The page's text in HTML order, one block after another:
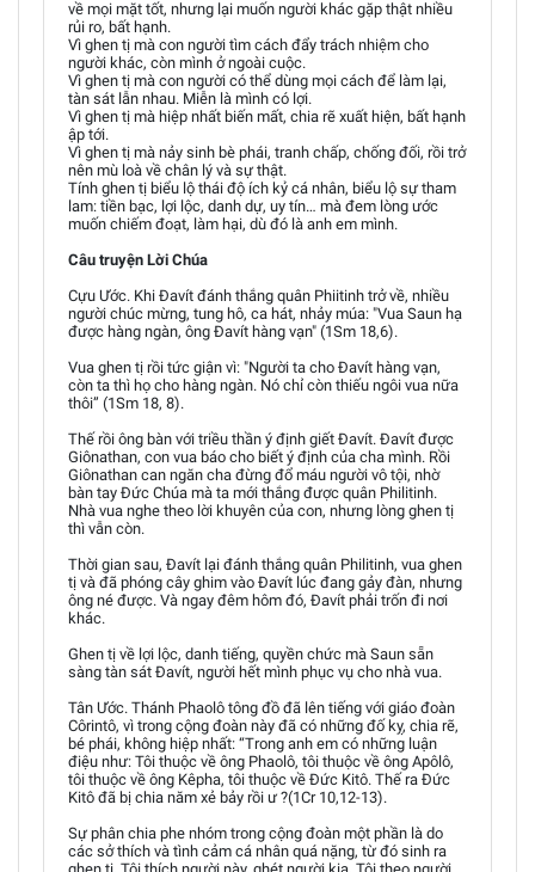
về mọi mặt tốt, nhưng lại muốn người khác gặp thật nhiều
rủi ro, bất hạnh.
Vì ghen tị mà con người tìm cách đẩy trách nhiệm cho
người khác, còn mình ở ngoài cuộc.
Vì ghen tị mà con người có thể dùng mọi cách để làm lại,
tàn sát lẫn nhau. Miễn là mình có lợi.
Vì ghen tị mà hiệp nhất biến mất, chia rẽ xuất hiện, bất hạnh
ập tới.
Vì ghen tị mà nảy sinh bè phái, tranh chấp, chống đối, rồi trở
nên mù loà về chân lý và sự thật.
Tính ghen tị biểu lộ thái độ ích kỷ cá nhân, biểu lộ sự tham
lam: tiền bạc, lợi lộc, danh dự, uy tín… mà đem lòng ước
muốn chiếm đoạt, làm hại, dù đó là anh em mình.
Câu truyện Lời Chúa
Cựu Ước. Khi Đavít đánh thắng quân Phiitinh trở về, nhiều
người chúc mừng, tung hô, ca hát, nhảy múa: "Vua Saun hạ
được hàng ngàn, ông Đavít hàng vạn" (1Sm 18,6).
Vua ghen tị rồi tức giận vì: "Người ta cho Đavít hàng vạn,
còn ta thì họ cho hàng ngàn. Nó chỉ còn thiếu ngôi vua nữa
thôi” (1Sm 18, 8).
Thế rồi ông bàn với triều thần ý định giết Đavít. Đavít được
Giônathan, con vua báo cho biết ý định của cha mình. Rồi
Giônathan can ngăn cha đừng đổ máu người vô tội, nhờ
bàn tay Đức Chúa mà ta mới thắng được quân Philitinh.
Nhà vua nghe theo lời khuyên của con, nhưng lòng ghen tị
thì vẫn còn.
Thời gian sau, Đavít lại đánh thắng quân Philitinh, vua ghen
tị và đã phóng cây ghim vào Đavít lúc đang gảy đàn, nhưng
ông né được. Và ngay đêm hôm đó, Đavít phải trốn đi nơi
khác.
Ghen tị về lợi lộc, danh tiếng, quyền chức mà Saun sẵn
sàng tàn sát Đavít, người hết mình phục vụ cho nhà vua.
Tân Ước. Thánh Phaolô tông đồ đã lên tiếng với giáo đoàn
Côrintô, vì trong cộng đoàn này đã có những đố kỵ, chia rẽ,
bé phái, không hiệp nhất: “Trong anh em có những luận
điệu như: Tôi thuộc về ông Phaolô, tôi thuộc về ông Apôlô,
tôi thuộc về ông Kêpha, tôi thuộc về Đức Kitô. Thế ra Đức
Kitô đã bị chia năm xẻ bảy rồi ư ?(1Cr 10,12-13).
Sự phân chia phe nhóm trong cộng đoàn một phần là do
các sở thích và tình cảm cá nhân quá nặng, từ đó sinh ra